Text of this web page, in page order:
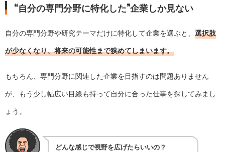
“自分の専門分野に特化した”企業しか見ない
自分の専門分野や研究テーマだけに特化して企業を選ぶと、 選択肢
が少なくなり、将来の可能性まで狭めてしまいます。
もちろん、専門分野に関連した企業を目指すのは問題ありません
が、もう少し幅広い目線も持って自分に合った仕事を探してみまし
ょう。
どんな感じで視野を広げたらいいの？